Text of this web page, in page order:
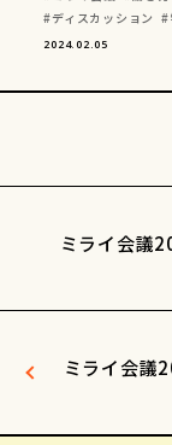
ディスカッション
2024.02.05
ミライ会議
ミライ会議